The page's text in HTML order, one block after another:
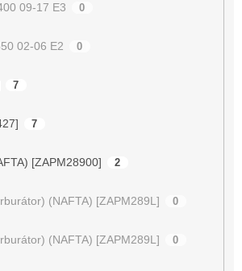
09-17 E3 0
02-06 E2 0
7
7
[ZAPM28900] 2
(NAFTA) [ZAPM289L] 0
(NAFTA) [ZAPM289L] 0